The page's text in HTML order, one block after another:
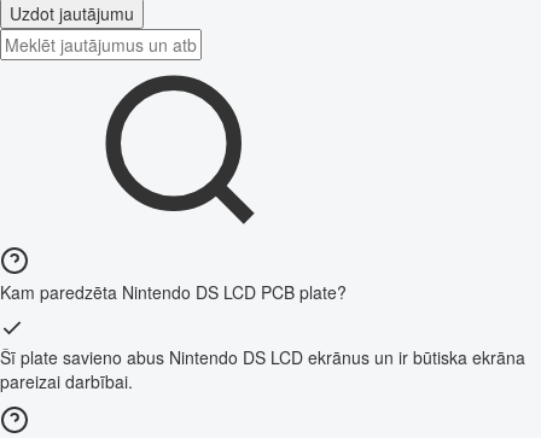
Uzdot jautājumu
Kam paredzēta Nintendo DS LCD PCB plate?
Šī plate savieno abus Nintendo DS LCD ekrānus un ir būtiska ekrāna
pareizai darbībai.